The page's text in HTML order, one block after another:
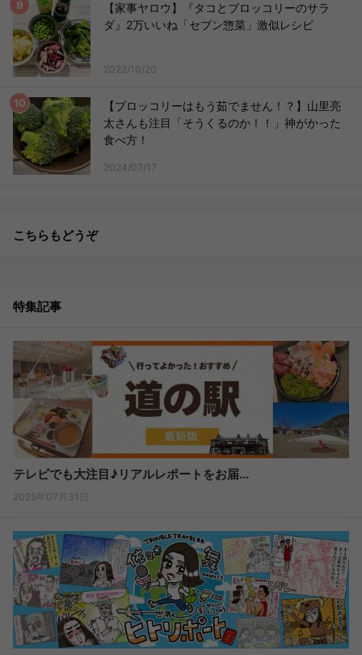
【家事ヤロウ】『タコとブロッコリーのサラ
ダ』2万いいね「セブン惣菜」激似レシピ
2022/10/20
【ブロッコリーはもう茹でません！？】山里亮
太さんも注目「そうくるのか！！」神がかった
食べ方！
2024/07/17
こちらもどうぞ
特集記事
テレビでも大注目♪リアルレポートをお届...
2025年07月31日